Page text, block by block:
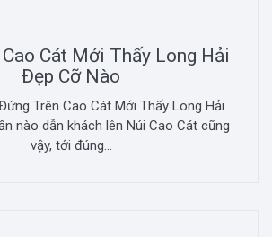
Cát Mới Thấy Long Hải
Đẹp Cỡ Nào
Trên Cao Cát Mới Thấy Long Hải
nào dẫn khách lên Núi Cao Cát cũng
vậy, tới đúng...